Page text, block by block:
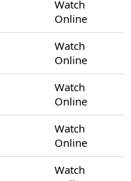
Watch
Online
Watch
Online
Watch
Online
Watch
Online
Watch